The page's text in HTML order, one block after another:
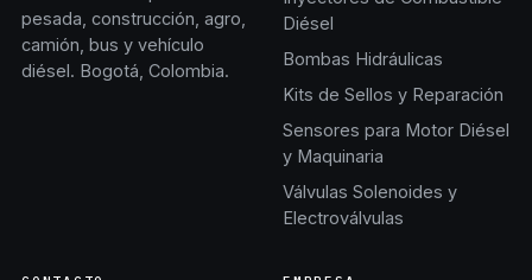
pesada, construcción, agro,
camión, bus y vehículo
diésel. Bogotá, Colombia.
Diésel
Bombas Hidráulicas
Kits de Sellos y Reparación
Sensores para Motor Diésel
y Maquinaria
Válvulas Solenoides y
Electroválvulas